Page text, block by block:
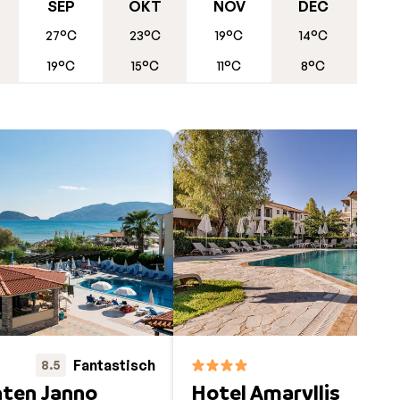
het
SEP
27°C
19°C
OKT
23°C
15°C
NOV
19°C
11°C
DEC
14°C
8°C
8.5 Fantastisch
Janno
Hotel Amaryllis